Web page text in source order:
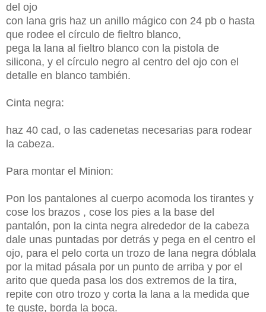
del ojo
con lana gris haz un anillo mágico con 24 pb o hasta
que rodee el círculo de fieltro blanco,
pega la lana al fieltro blanco con la pistola de
silicona, y el círculo negro al centro del ojo con el
detalle en blanco también.
Cinta negra:
haz 40 cad, o las cadenetas necesarias para rodear
la cabeza.
Para montar el Minion:
Pon los pantalones al cuerpo acomoda los tirantes y
cose los brazos , cose los pies a la base del
pantalón, pon la cinta negra alrededor de la cabeza
dale unas puntadas por detrás y pega en el centro el
ojo, para el pelo corta un trozo de lana negra dóblala
por la mitad pásala por un punto de arriba y por el
arito que queda pasa los dos extremos de la tira,
repite con otro trozo y corta la lana a la medida que
te guste, borda la boca.